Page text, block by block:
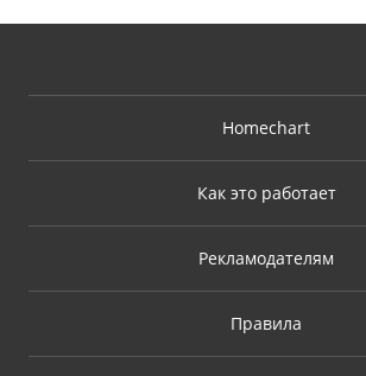
Homechart
Как это работает
Рекламодателям
Правила